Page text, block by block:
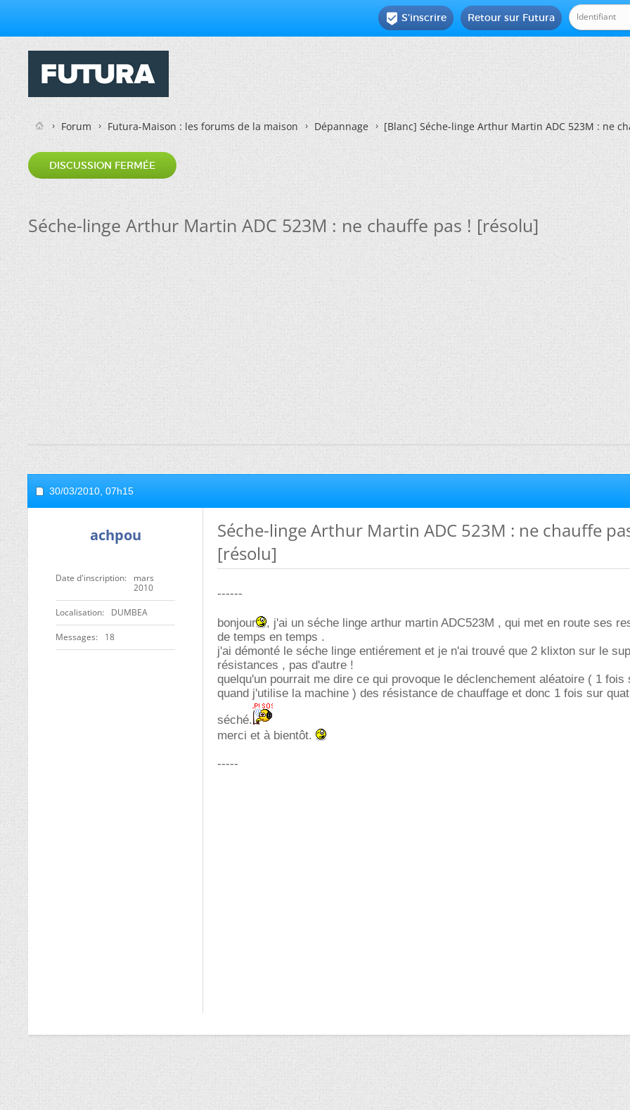
Retour sur Futura
 S'inscrire
Forum Futura-Maison : les forums de la maison Dépannage [Blanc]Séche-linge Arthur Martin ADC 523M : ne
DISCUSSION FERMÉE
Séche-linge Arthur Martin ADC 523M : ne chauffe pas ! [résolu]
30/03/2010, 07h15
achpou
Date d'inscription
mars
2010
Localisation DUMBEA
Messages 18
Séche-linge Arthur Martin ADC 523M : ne chauffe
[résolu]
------
bonjour
, j'ai un séche linge arthur martin ADC523M , qui met en route ses
de temps en temps .
j'ai démonté le séche linge entiérement et je n'ai trouvé que 2 klixton sur le
résistances , pas d'autre !
quelqu'un pourrait me dire ce qui provoque le déclenchement aléatoire ( 1 fois
quand j'utilise la machine ) des résistance de chauffage et donc 1 fois sur
séché.
merci et à bientôt.
-----